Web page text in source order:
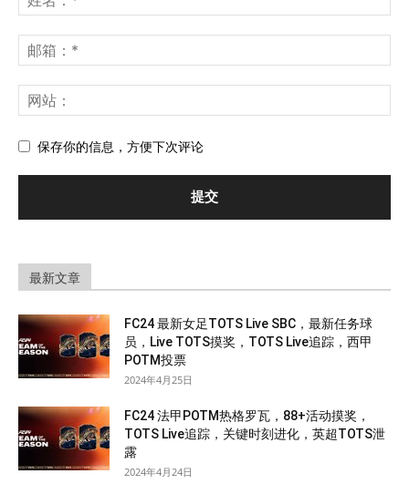
保存你的信息，方便下次评论
最新文章
FC24 最新女足TOTS Live SBC，最新任务球
员，Live TOTS摸奖，TOTS Live追踪，西甲
POTM投票
2024年4月25日
FC24 法甲POTM热格罗瓦，88+活动摸奖，
TOTS Live追踪，关键时刻进化，英超TOTS泄
露
2024年4月24日